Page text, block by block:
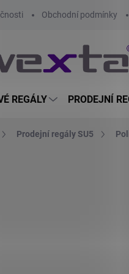
Obchodní podmínky
REGÁLY PRODEJNÍ
Prodejní regály SU5